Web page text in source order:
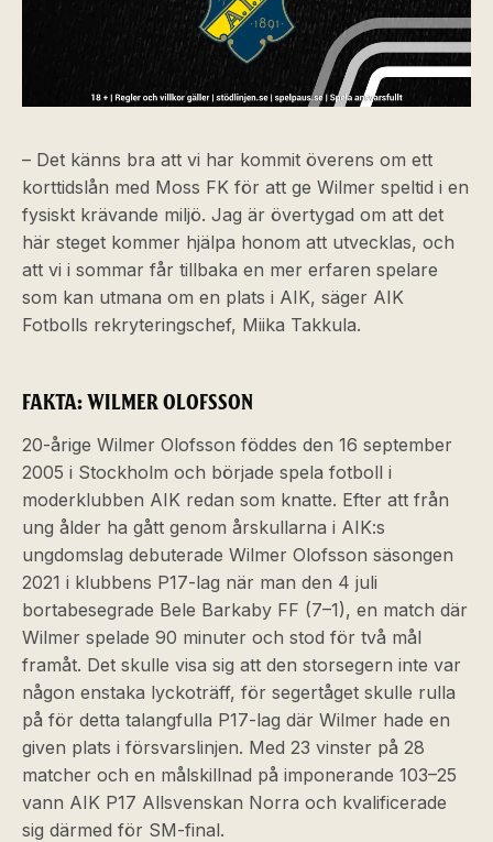
– Det känns bra att vi har kommit överens om ett
korttidslån med Moss FK för att ge Wilmer speltid i en
fysiskt krävande miljö. Jag är övertygad om att det
här steget kommer hjälpa honom att utvecklas, och
att vi i sommar får tillbaka en mer erfaren spelare
som kan utmana om en plats i AIK, säger AIK
Fotbolls rekryteringschef, Miika Takkula.
FAKTA: WILMER OLOFSSON
20-årige Wilmer Olofsson föddes den 16 september
2005 i Stockholm och började spela fotboll i
moderklubben AIK redan som knatte. Efter att från
ung ålder ha gått genom årskullarna i AIK:s
ungdomslag debuterade Wilmer Olofsson säsongen
2021 i klubbens P17-lag när man den 4 juli
bortabesegrade Bele Barkaby FF (7–1), en match där
Wilmer spelade 90 minuter och stod för två mål
framåt. Det skulle visa sig att den storsegern inte var
någon enstaka lyckoträff, för segertåget skulle rulla
på för detta talangfulla P17-lag där Wilmer hade en
given plats i försvarslinjen. Med 23 vinster på 28
matcher och en målskillnad på imponerande 103–25
vann AIK P17 Allsvenskan Norra och kvalificerade
sig därmed för SM-final.